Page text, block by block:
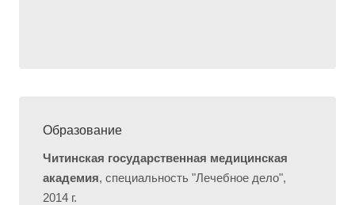
Образование
Читинская государственная медицинская
академия, специальность "Лечебное дело",
2014 г.